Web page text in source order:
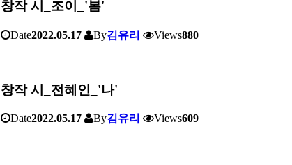
창작 시_조이_'봄'
Date2022.05.17 By김유리 Views880
창작 시_전혜인_'나'
Date2022.05.17 By김유리 Views609